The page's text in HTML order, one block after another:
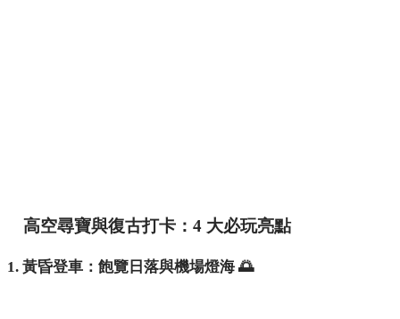
高空尋寶與復古打卡：4 大必玩亮點
1. 黃昏登車：飽覽日落與機場燈海 🌅